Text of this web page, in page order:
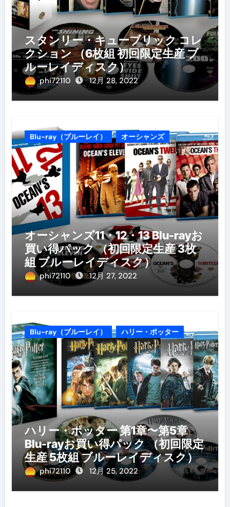
スタンリー・キューブリック コレ
クション （6枚組 初回限定生産 ブ
ルーレイディスク）
phi72110 12月 28, 2022
Blu-ray（ブルーレイ） オーシャンズ
オーシャンズ11・12・13 Blu-rayお
買い得パック （初回限定生産 3枚
組 ブルーレイディスク）
phi72110 12月 27, 2022
Blu-ray（ブルーレイ） ハリー・ポッター
ハリー・ポッター 第1章〜第5章
Blu-rayお買い得パック （初回限定
生産 5枚組 ブルーレイディスク）
phi72110 12月 25, 2022